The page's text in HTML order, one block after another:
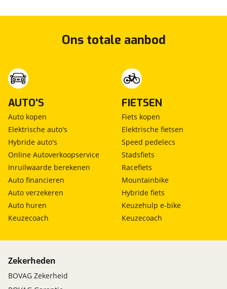
Ons totale aanbod
AUTO'S
Auto kopen
Elektrische auto's
Hybride auto's
Online Autoverkoopservice
Inruilwaarde berekenen
Auto financieren
Auto verzekeren
Auto huren
Keuzecoach
FIETSEN
Fiets kopen
Elektrische fietsen
Speed pedelecs
Stadsfiets
Racefiets
Mountainbike
Hybride fiets
Keuzehulp e-bike
Keuzecoach
Zekerheden
BOVAG Zekerheid